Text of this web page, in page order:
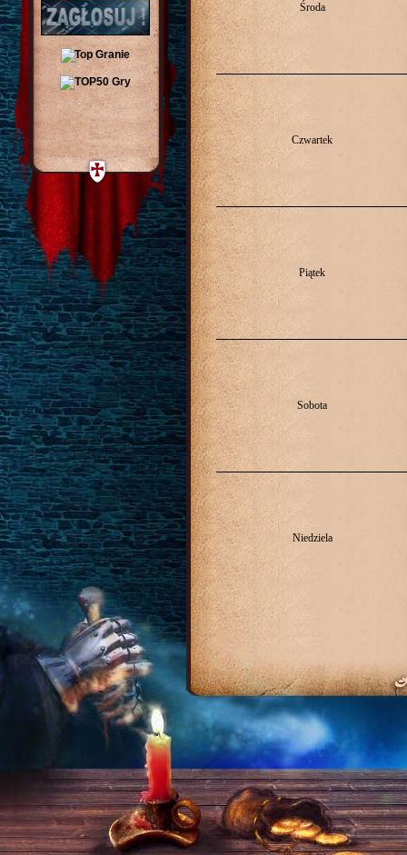
Środa
Czwartek
Piątek
Sobota
Niedziela